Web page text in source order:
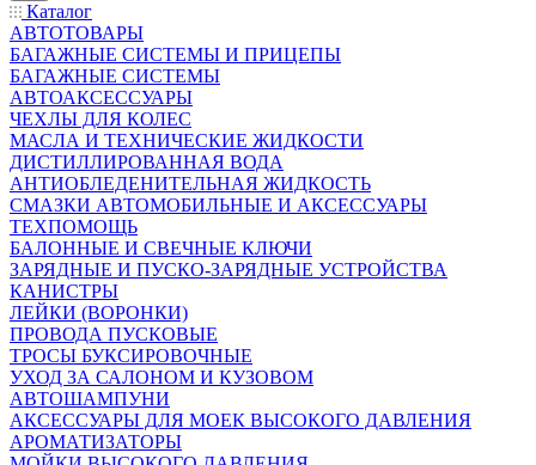
Каталог
АВТОТОВАРЫ
БАГАЖНЫЕ СИСТЕМЫ И ПРИЦЕПЫ
БАГАЖНЫЕ СИСТЕМЫ
АВТОАКСЕССУАРЫ
ЧЕХЛЫ ДЛЯ КОЛЕС
МАСЛА И ТЕХНИЧЕСКИЕ ЖИДКОСТИ
ДИСТИЛЛИРОВАННАЯ ВОДА
АНТИОБЛЕДЕНИТЕЛЬНАЯ ЖИДКОСТЬ
СМАЗКИ АВТОМОБИЛЬНЫЕ И АКСЕССУАРЫ
ТЕХПОМОЩЬ
БАЛОННЫЕ И СВЕЧНЫЕ КЛЮЧИ
ЗАРЯДНЫЕ И ПУСКО-ЗАРЯДНЫЕ УСТРОЙСТВА
КАНИСТРЫ
ЛЕЙКИ (ВОРОНКИ)
ПРОВОДА ПУСКОВЫЕ
ТРОСЫ БУКСИРОВОЧНЫЕ
УХОД ЗА САЛОНОМ И КУЗОВОМ
АВТОШАМПУНИ
АКСЕССУАРЫ ДЛЯ МОЕК ВЫСОКОГО ДАВЛЕНИЯ
АРОМАТИЗАТОРЫ